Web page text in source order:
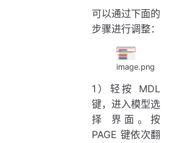
可以通过下面的
步骤进行调整：
image.png
1）轻按 MDL
键，进入模型选
择 界面。按
PAGE 键依次翻